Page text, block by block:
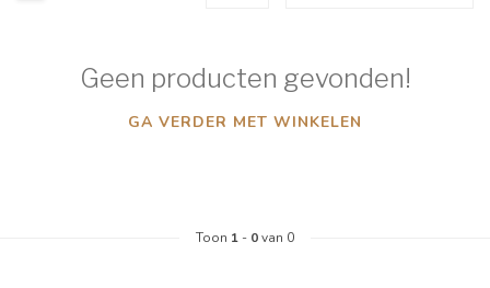
Geen producten gevonden!
GA VERDER MET WINKELEN
Toon 1 - 0van 0